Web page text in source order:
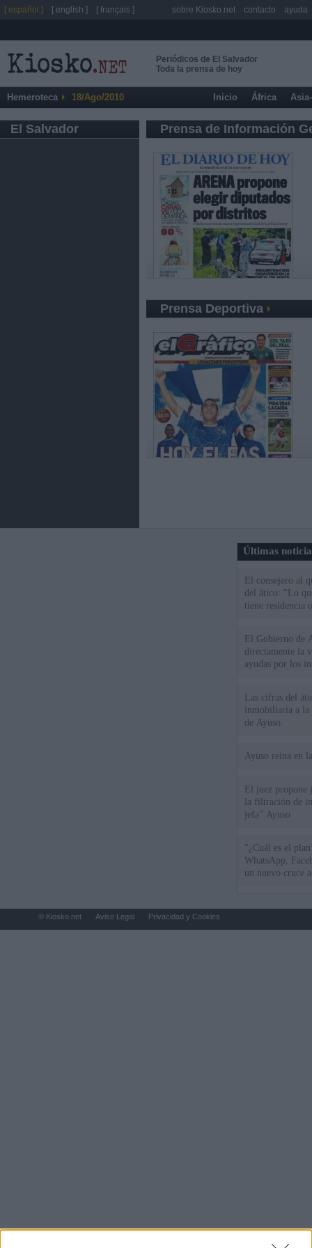
Periódicos de El Salvador
Toda la prensa de hoy
Hemeroteca 18/Ago/2010 Inicio África
El Salvador Prensa de Información
Prensa Deportiva
Últimas
El consejero al
del ático: "Lo
tiene residencia
El Gobierno de
directamente la
ayudas por los
Las cifras del
inmobiliaria a la
de Ayuso
Ayuso reina en
El juez propone
la filtración de
jefa" Ayuso
"¿Cuál es el
WhatsApp,
un nuevo cruce
[ español ] [ english ] [ français ] sobre Kiosko.net contacto ayuda
© Kiosko.net Aviso Legal Privacidad y Cookies